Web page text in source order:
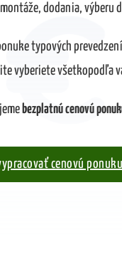
dodania, výberu
typových
vyberiete všetkopodľa
bezplatnú cenovú
cenovú ponuku